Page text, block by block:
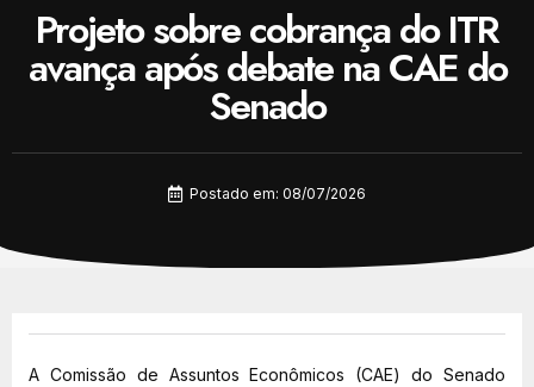
Projeto sobre cobrança do ITR
avança após debate na CAE do
Senado
Postado em: 08/07/2026
A Comissão de Assuntos Econômicos (CAE) do Senado